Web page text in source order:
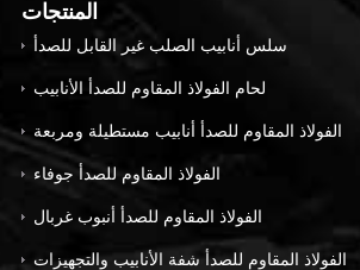
المنتجات
سلس أنابيب الصلب غير القابل للصدأ
لحام الفولاذ المقاوم للصدأ الأنابيب
الفولاذ المقاوم للصدأ أنابيب مستطيلة ومربعة
الفولاذ المقاوم للصدأ جوفاء
الفولاذ المقاوم للصدأ أنبوب غربال
الفولاذ المقاوم للصدأ شفة الأنابيب والتجهيزات